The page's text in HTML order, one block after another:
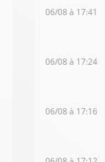
06/08 à 17:41
06/08 à 17:24
06/08 à 17:16